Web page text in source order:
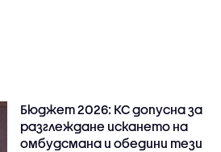
Бюджет 2026: КС допусна за
разглеждане искането на
омбудсмана и обедини тези